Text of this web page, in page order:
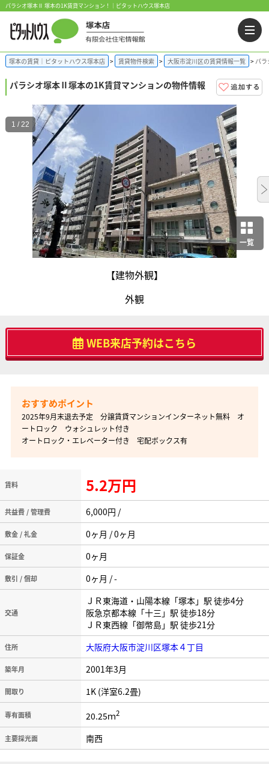
パラシオ塚本Ⅱ 塚本の1K賃貸マンション！｜ピタットハウス塚本店
塚本の賃貸｜ピタットハウス塚本店 賃貸物件検索 大阪市淀川区の賃貸情報一覧 パラ
パラシオ塚本Ⅱ塚本の1K賃貸マンションの物件情報
一覧
【建物外観】
外観
1 / 22
WEB来店予約はこちら
2025年9月末退去予定 分譲賃貸マンションインターネット無料 オ
ートロック ウォシュレット付き
オートロック・エレベーター付き 宅配ボックス有
賃料 5.2万円
共益費 / 管理費 6,000円 /
敷金 / 礼金 0ヶ月 / 0ヶ月
保証金 0ヶ月
敷引 / 償却 0ヶ月 / -
交通
ＪＲ東海道・山陽本線「塚本」駅 徒歩4分
阪急京都本線「十三」駅 徒歩18分
ＪＲ東西線「御幣島」駅 徒歩21分
住所 大阪府大阪市淀川区塚本４丁目
築年月 2001年3月
間取り 1K (洋室6.2畳)
専有面積 20.25ｍ2
主要採光面 南西